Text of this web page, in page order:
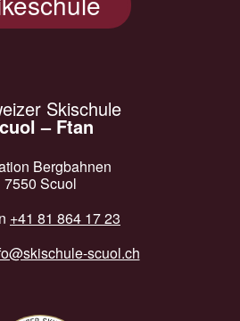
Skischule
– Ftan
Bergbahnen
7550 Scuol
+41 81 864 17 23
scuol.ch